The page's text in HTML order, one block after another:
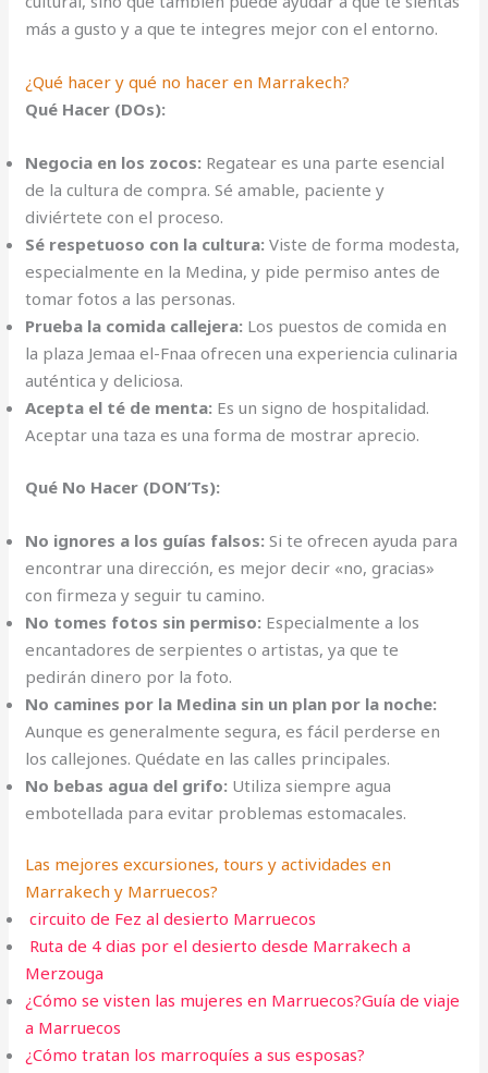
más a gusto y a que te integres mejor con el entorno.
¿Qué hacer y qué no hacer en Marrakech?
Qué Hacer (DOs):
Negocia en los zocos: Regatear es una parte esencial
de la cultura de compra. Sé amable, paciente y
diviértete con el proceso.
Sé respetuoso con la cultura: Viste de forma modesta,
especialmente en la Medina, y pide permiso antes de
tomar fotos a las personas.
Prueba la comida callejera: Los puestos de comida en
la plaza Jemaa el-Fnaa ofrecen una experiencia culinaria
auténtica y deliciosa.
Acepta el té de menta: Es un signo de hospitalidad.
Aceptar una taza es una forma de mostrar aprecio.
Qué No Hacer (DON’Ts):
No ignores a los guías falsos: Si te ofrecen ayuda para
encontrar una dirección, es mejor decir «no, gracias»
con firmeza y seguir tu camino.
No tomes fotos sin permiso: Especialmente a los
encantadores de serpientes o artistas, ya que te
pedirán dinero por la foto.
No camines por la Medina sin un plan por la noche:
Aunque es generalmente segura, es fácil perderse en
los callejones. Quédate en las calles principales.
No bebas agua del grifo: Utiliza siempre agua
embotellada para evitar problemas estomacales.
Las mejores excursiones, tours y actividades en
Marrakech y Marruecos?
circuito de Fez al desierto Marruecos
Ruta de 4 dias por el desierto desde Marrakech a
Merzouga
¿Cómo se visten las mujeres en Marruecos?Guía de viaje
a Marruecos
¿Cómo tratan los marroquíes a sus esposas?